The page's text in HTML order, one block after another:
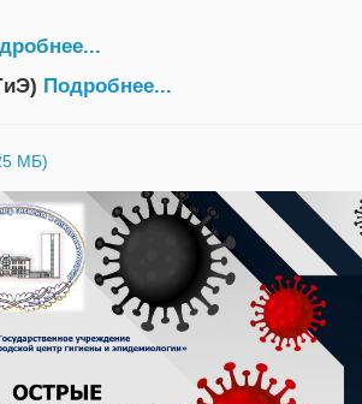
Подробнее...
МБ)